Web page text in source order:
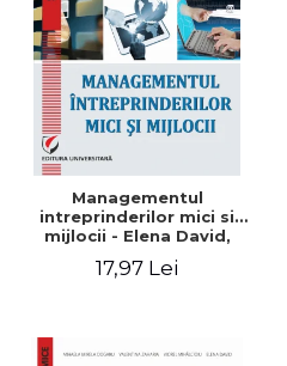
Managementul
intreprinderilor mici si
mijlocii - Elena David,
Roxana Carmen Ionescu,
17,97 Lei